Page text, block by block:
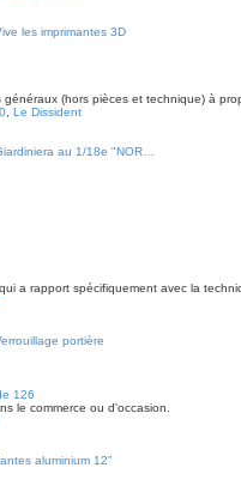
les imprimantes 3D
généraux (hors pièces et technique) à
Le Dissident
au 1/18e "NOR…
a rapport spécifiquement avec la
portière
126
le commerce ou d'occasion.
aluminium 12”